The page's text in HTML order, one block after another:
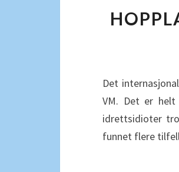
Det
VM. Det er
idrettsidioter
funnet flere